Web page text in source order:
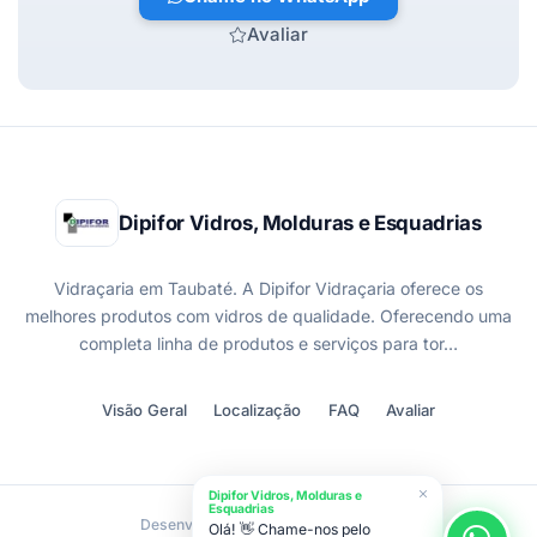
Avaliar
Dipifor Vidros, Molduras e Esquadrias
Vidraçaria em Taubaté. A Dipifor Vidraçaria oferece os
melhores produtos com vidros de qualidade. Oferecendo uma
completa linha de produtos e serviços para tor…
Visão Geral Localização FAQ Avaliar
Desenvolvido por
Dipifor Vidros, Molduras e
Esquadrias
Olá! 👋 Chame-nos pelo